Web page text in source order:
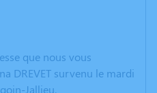
que nous vous
DREVET survenu le mardi
Jallieu.